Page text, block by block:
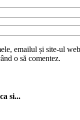
emailul și site-ul
o să comentez.
si...